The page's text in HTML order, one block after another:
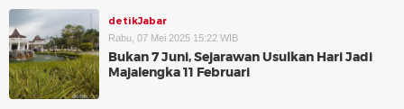
detikJabar
Rabu, 07 Mei 2025 15:22 WIB
Bukan 7 Juni, Sejarawan Usulkan Hari Jadi
Majalengka 11 Februari